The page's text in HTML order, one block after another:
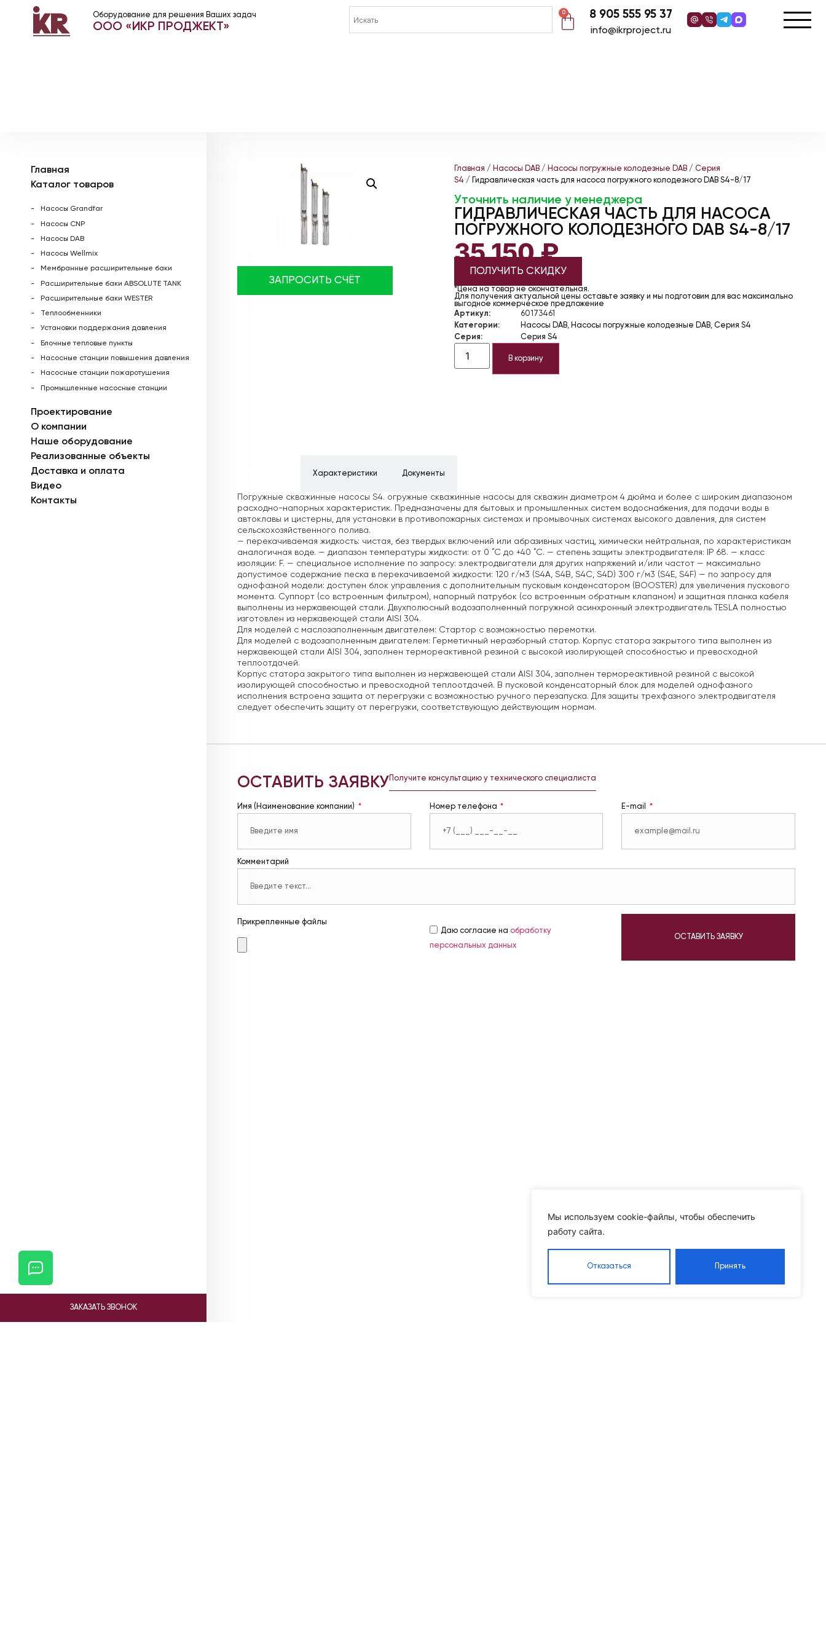
Мы используем cookie-файлы, чтобы обеспечить
работу сайта.
Отказаться Принять
Оборудование для решения Ваших задач
ООО «ИКР ПРОДЖЕКТ»
0 8 905 555 95 37
info@ikrproject.ru
Главная
Каталог товаров
Насосы Grandfar
Насосы CNP
Насосы DAB
Насосы Wellmix
Мембранные расширительные баки
Расширительные баки ABSOLUTE TANK
Расширительные баки WESTER
Теплообменники
Установки поддержания давления
Блочные тепловые пункты
Насосные станции повышения давления
Насосные станции пожаротушения
Промышленные насосные станции
Проектирование
О компании
Наше оборудование
Реализованные объекты
Доставка и оплата
Видео
Контакты
ЗАКАЗАТЬ ЗВОНОК
ЗАПРОСИТЬ СЧЁТ
Главная / Насосы DAB/ Насосы погружные колодезные DAB/ Серия
S4 / Гидравлическая часть для насоса погружного колодезного DAB S4-8/17
Уточнить наличие у менеджера
ГИДРАВЛИЧЕСКАЯ ЧАСТЬ ДЛЯ НАСОСА
ПОГРУЖНОГО КОЛОДЕЗНОГО DAB S4-8/17
35 150₽
ПОЛУЧИТЬ СКИДКУ
*Цена на товар не окончательная.
Для получения актуальной цены оставьте заявку и мы подготовим для вас максимально
выгодное коммерческое предложение
Артикул:
60173461
Категории:
Насосы DAB, Насосы погружные колодезные DAB, Серия S4
Серия:
Серия S4
В корзину
Характеристики Документы
Погружные скважинные насосы S4. огружные скважинные насосы для скважин диаметром 4 дюйма и более с широким диапазоном
расходно-напорных характеристик. Предназначены для бытовых и промышленных систем водоснабжения, для подачи воды в
автоклавы и цистерны, для установки в противопожарных системах и промывочных системах высокого давления, для систем
сельскохозяйственного полива.
— перекачиваемая жидкость: чистая, без твердых включений или абразивных частиц, химически нейтральная, по характеристикам
аналогичная воде. — диапазон температуры жидкости: от 0 ˚C до +40 ˚C. — степень защиты электродвигателя: IP 68. — класс
изоляции: F. — специальное исполнение по запросу: электродвигатели для других напряжений и/или частот — максимально
допустимое содержание песка в перекачиваемой жидкости: 120 г/м3 (S4A, S4B, S4C, S4D) 300 г/м3 (S4E, S4F) — по запросу для
однофазной модели: доступен блок управления с дополнительным пусковым конденсатором (BOOSTER) для увеличения пускового
момента. Суппорт (со встроенным фильтром), напорный патрубок (со встроенным обратным клапаном) и защитная планка кабеля
выполнены из нержавеющей стали. Двухполюсный водозаполненный погружной асинхронный электродвигатель TESLA полностью
изготовлен из нержавеющей стали AISI 304.
Для моделей с маслозаполненным двигателем: Cтартор с возможностью перемотки.
Для моделей с водозаполненным двигателем: Герметичный неразборный статор. Корпус статора закрытого типа выполнен из
нержавеющей стали AISI 304, заполнен термореактивной резиной с высокой изолирующей способностью и превосходной
теплоотдачей.
Корпус статора закрытого типа выполнен из нержавеющей стали AISI 304, заполнен термореактивной резиной с высокой
изолирующей способностью и превосходной теплоотдачей. В пусковой конденсаторный блок для моделей однофазного
исполнения встроена защита от перегрузки с возможностью ручного перезапуска. Для защиты трехфазного электродвигателя
следует обеспечить защиту от перегрузки, соответствующую действующим нормам.
ОСТАВИТЬ ЗАЯВКУ Получите консультацию у технического специалиста
Имя (Наименование компании) Номер телефона E-mail
Комментарий
Прикрепленные файлы
Даю согласие на обработку
персональных данных
ОСТАВИТЬ ЗАЯВКУ